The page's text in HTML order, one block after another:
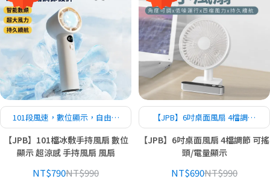
101段風速，數位顯示，自由調
整
【JPB】101檔冰敷手持風扇 數位
顯示 超涼感 手持風扇 風扇
NT$790NT$990
【JPB】6吋桌面風扇 4檔調節
可搖頭/電量顯示
【JPB】6吋桌面風扇 4檔調節 可搖
頭/電量顯示
NT$690NT$990